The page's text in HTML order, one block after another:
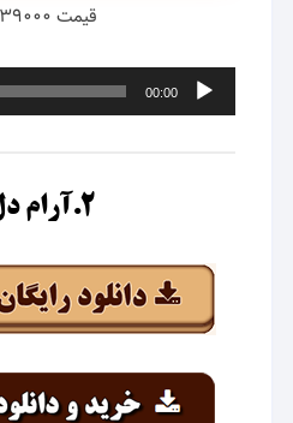
قیمت ۳۹۰۰۰ تومان
پخش‌کننده
صوت
00:00
۲.آرام دل من